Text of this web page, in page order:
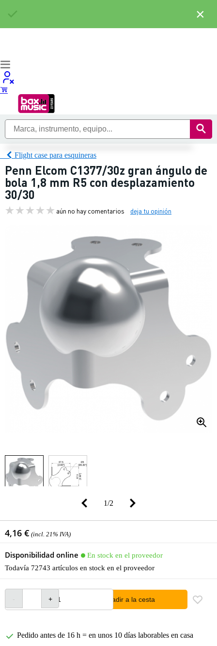
Flight case para esquineras
Penn Elcom C1377/30z gran ángulo de
bola 1,8 mm R5 con desplazamiento
30/30
aún no hay comentarios deja tu opinión
1/2
4,16 € (incl. 21% IVA)
Disponibilidad online
En stock en el proveedor
Todavía 72743 artículos en stock en el proveedor
añadir a la cesta
Pedido antes de 16 h = en unos 10 días laborables en casa
×